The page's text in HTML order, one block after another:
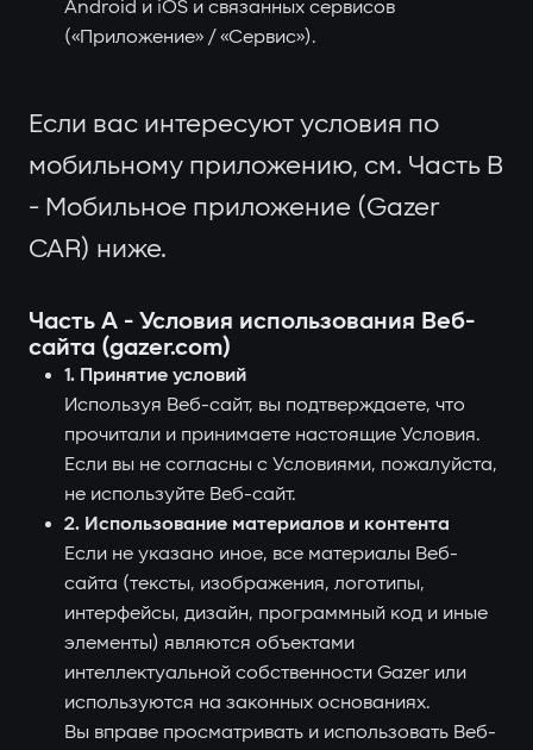
Android и iOS и связанных сервисов
(«Приложение» / «Сервис»).
Если вас интересуют условия по
мобильному приложению, см. Часть B
- Мобильное приложение (Gazer
CAR) ниже.
Часть A - Условия использования Веб-
сайта (gazer.com)
1. Принятие условий
Используя Веб-сайт, вы подтверждаете, что
прочитали и принимаете настоящие Условия.
Если вы не согласны с Условиями, пожалуйста,
не используйте Веб-сайт.
2. Использование материалов и контента
Если не указано иное, все материалы Веб-
сайта (тексты, изображения, логотипы,
интерфейсы, дизайн, программный код и иные
элементы) являются объектами
интеллектуальной собственности Gazer или
используются на законных основаниях.
Вы вправе просматривать и использовать Веб-